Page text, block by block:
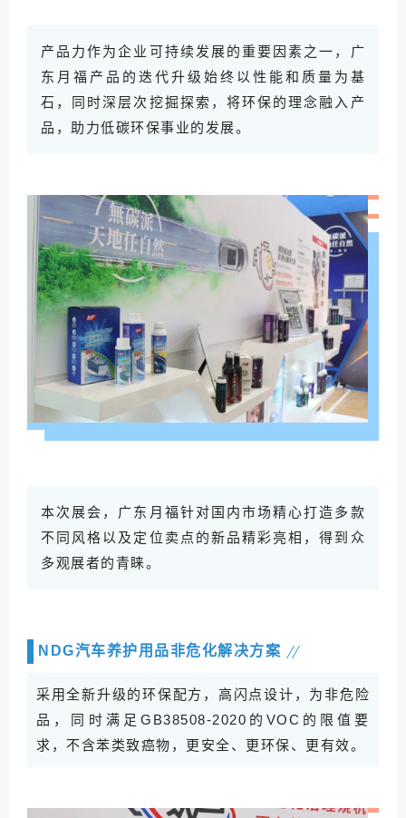
产品力作为企业可持续发展的重要因素之一，广
东月福产品的迭代升级始终以性能和质量为基
石，同时深层次挖掘探索，将环保的理念融入产
品，助力低碳环保事业的发展。
本次展会，广东月福针对国内市场精心打造多款
不同风格以及定位卖点的新品精彩亮相，得到众
多观展者的青睐。
NDG汽车养护用品非危化解决方案
采用全新升级的环保配方，高闪点设计，为非危险
品，同时满足GB38508-2020的VOC的限值要
求，不含苯类致癌物，更安全、更环保、更有效。